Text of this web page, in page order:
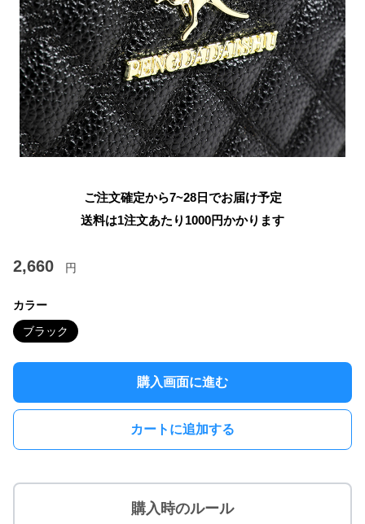
ご注文確定から7~28日でお届け予定
送料は1注文あたり 1000円かかります
2,660 円
カラー
ブラック
購入画面に進む
カートに追加する
購入時のルール